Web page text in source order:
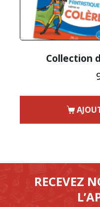
Collection
RECEVEZ